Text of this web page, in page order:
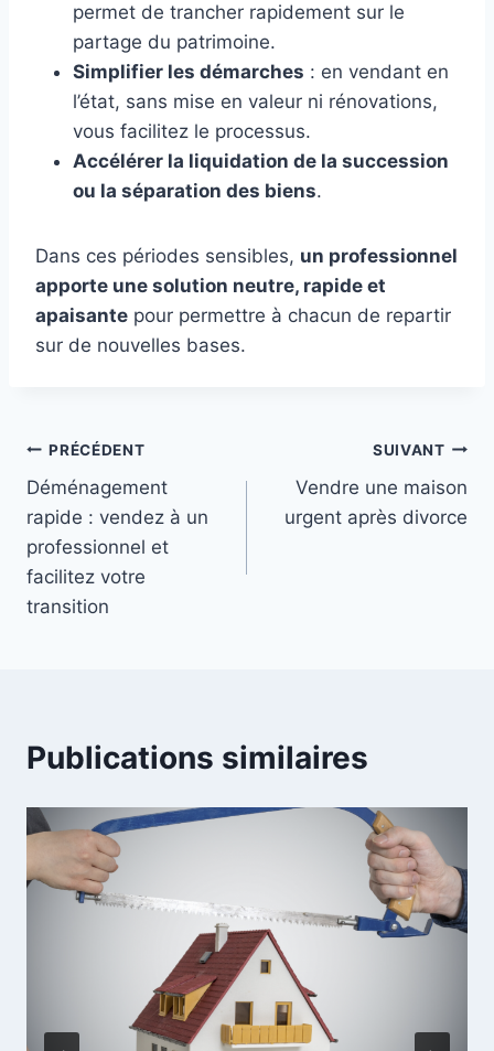
permet de trancher rapidement sur le
partage du patrimoine.
Simplifier les démarches : en vendant en
l’état, sans mise en valeur ni rénovations,
vous facilitez le processus.
Accélérer la liquidation de la succession
ou la séparation des biens.
Dans ces périodes sensibles, un professionnel
apporte une solution neutre, rapide et
apaisante pour permettre à chacun de repartir
sur de nouvelles bases.
Navigation
de
l’article
PRÉCÉDENT
Déménagement
rapide : vendez à un
professionnel et
facilitez votre
transition
SUIVANT
Vendre une maison
urgent après divorce
Publications similaires